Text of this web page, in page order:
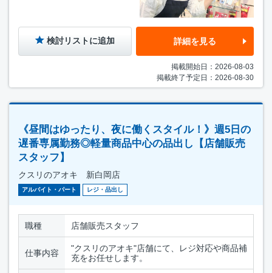
検討リストに追加 詳細を見る
掲載開始日：2026-08-03
掲載終了予定日：2026-08-30
《昼間はゆったり、夜に働くスタイル！》週5日の
遅番専属勤務◎軽量商品中心の品出し【店舗販売
スタッフ】
クスリのアオキ 新白岡店
アルバイト・パート レジ・品出し
職種 店舗販売スタッフ
仕事内容
"クスリのアオキ"店舗にて、レジ対応や商品補
充をお任せします。